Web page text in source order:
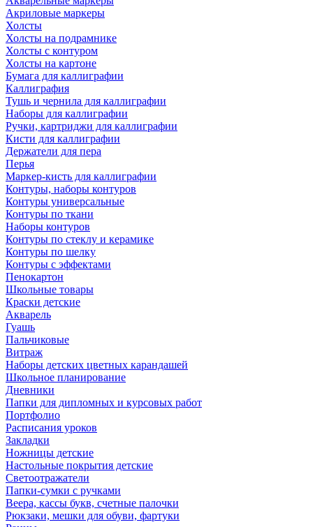
Акриловые маркеры
Холсты
Холсты на подрамнике
Холсты с контуром
Холсты на картоне
Бумага для каллиграфии
Каллиграфия
Тушь и чернила для каллиграфии
Наборы для каллиграфии
Ручки, картриджи для каллиграфии
Кисти для каллиграфии
Держатели для пера
Перья
Маркер-кисть для каллиграфии
Контуры, наборы контуров
Контуры универсальные
Контуры по ткани
Наборы контуров
Контуры по стеклу и керамике
Контуры по шелку
Контуры с эффектами
Пенокартон
Школьные товары
Краски детские
Акварель
Гуашь
Пальчиковые
Витраж
Наборы детских цветных карандашей
Школьное планирование
Дневники
Папки для дипломных и курсовых работ
Портфолио
Расписания уроков
Закладки
Ножницы детские
Настольные покрытия детские
Светоотражатели
Папки-сумки с ручками
Веера, кассы букв, счетные палочки
Рюкзаки, мешки для обуви, фартуки